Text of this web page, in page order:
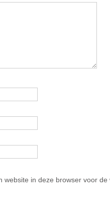
website in deze browser voor